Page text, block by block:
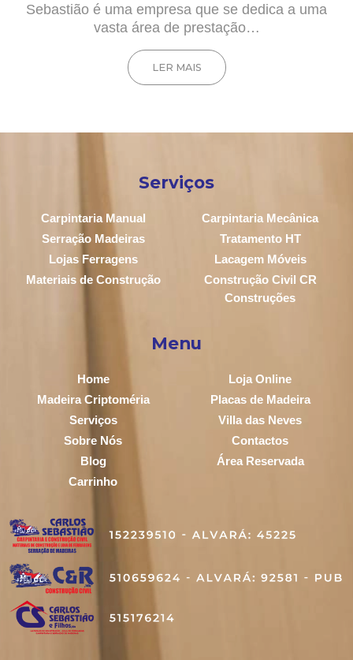
Sebastião é uma empresa que se dedica a uma
vasta área de prestação…
LER MAIS
Serviços
Carpintaria Manual
Carpintaria Mecânica
Serração Madeiras
Tratamento HT
Lojas Ferragens
Lacagem Móveis
Materiais de Construção
Construção Civil CR
Construções
Menu
Home
Loja Online
Madeira Criptoméria
Placas de Madeira
Serviços
Villa das Neves
Sobre Nós
Contactos
Blog
Área Reservada
Carrinho